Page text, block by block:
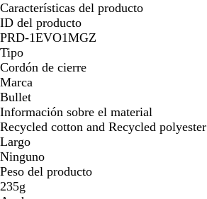
Características del producto
ID del producto
PRD-1EVO1MGZ
Tipo
Cordón de cierre
Marca
Bullet
Información sobre el material
Recycled cotton and Recycled polyester
Largo
Ninguno
Peso del producto
235g